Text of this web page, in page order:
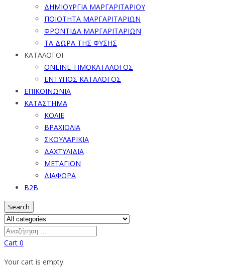
ΔΗΜΙΟΥΡΓΙΑ ΜΑΡΓΑΡΙΤΑΡΙΟΥ
ΠΟΙΟΤΗΤΑ ΜΑΡΓΑΡΙΤΑΡΙΩΝ
ΦΡΟΝΤΙΔΑ ΜΑΡΓΑΡΙΤΑΡΙΩΝ
ΤΑ ΔΩΡΑ ΤΗΣ ΦΥΣΗΣ
ΚΑΤΑΛΟΓΟΙ
ONLINE ΤΙΜΟΚΑΤΑΛΟΓΟΣ
ΕΝΤΥΠΟΣ ΚΑΤΑΛΟΓΟΣ
ΕΠΙΚΟΙΝΩΝΙΑ
ΚΑΤΑΣΤΗΜΑ
ΚΟΛΙΕ
ΒΡΑΧΙΟΛΙΑ
ΣΚΟΥΛΑΡΙΚΙΑ
ΔΑΧΤΥΛΙΔΙΑ
ΜΕΤΑΓΙΟΝ
ΔΙΑΦΟΡΑ
B2B
Search
Cart 0
Your cart is empty.